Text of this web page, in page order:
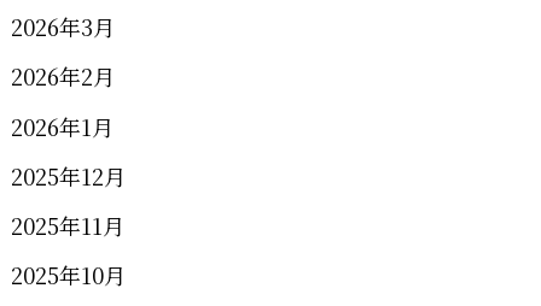
2026年3月
2026年2月
2026年1月
2025年12月
2025年11月
2025年10月